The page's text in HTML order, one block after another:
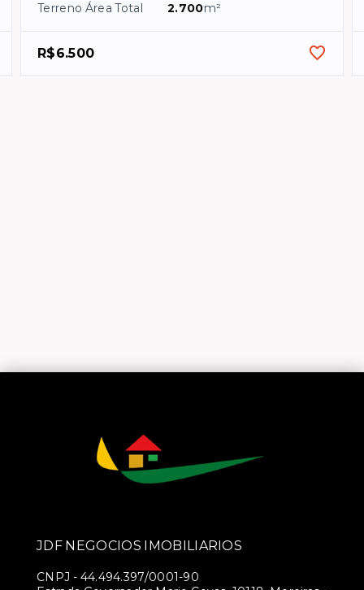
Terreno Área Total
2.700m²
R$6.500
JDF NEGOCIOS IMOBILIARIOS
CNPJ - 44.494.397/0001-90